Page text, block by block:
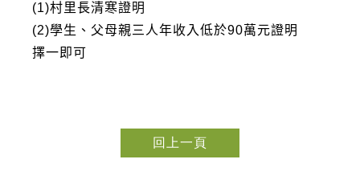
(1)村里長清寒證明
(2)學生、父母親三人年收入低於90萬元證明
擇一即可
回上一頁